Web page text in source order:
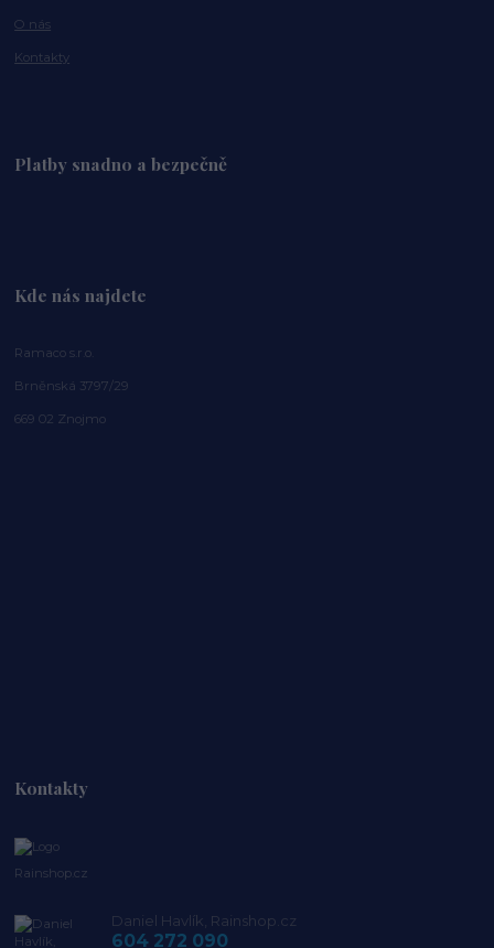
O nás
Kontakty
Platby snadno a bezpečně
Kde nás najdete
Ramaco s.r.o.
Brněnská 3797/29
669 02 Znojmo
Kontakty
Rainshop.cz
Daniel Havlík, Rainshop.cz
604 272 090